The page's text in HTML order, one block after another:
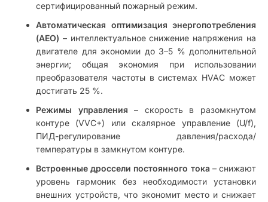
сертифицированный пожарный режим.
Автоматическая оптимизация энергопотребления
(AEO) – интеллектуальное снижение напряжения на
двигателе для экономии до 3–5 % дополнительной
энергии; общая экономия при использовании
преобразователя частоты в системах HVAC может
достигать 25 %.
Режимы управления – скорость в разомкнутом
контуре (VVC+) или скалярное управление (U/f),
ПИД-регулирование давления/расхода/
температуры в замкнутом контуре.
Встроенные дроссели постоянного тока – снижают
уровень гармоник без необходимости установки
внешних устройств, что экономит место и снижает